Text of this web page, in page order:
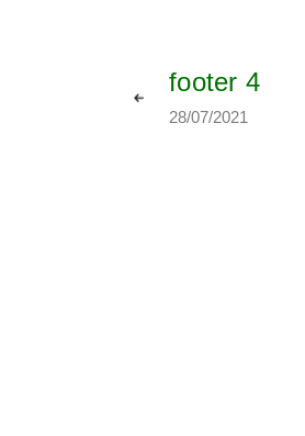
footer 4
28/07/2021